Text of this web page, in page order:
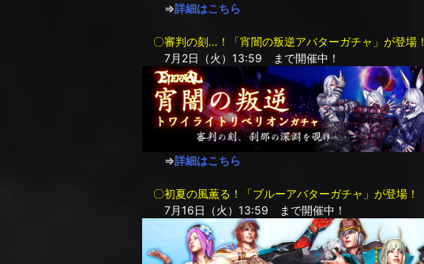
⇒詳細はこちら
〇審判の刻…！「宵闇の叛逆アバターガチャ」が登場！
7月2日（火）13:59 まで開催中！
⇒詳細はこちら
〇初夏の風薫る！「ブルーアバターガチャ」が登場！
7月16日（火）13:59 まで開催中！